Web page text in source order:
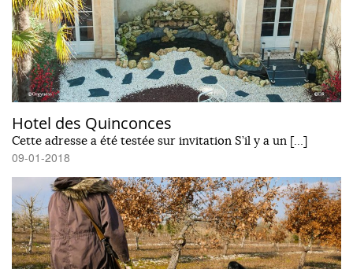
Hotel des Quinconces
Cette adresse a été testée sur invitation S’il y a un […]
09-01-2018